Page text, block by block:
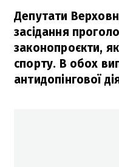
Депутати
засідання
законопроєкти,
спорту. В обох
антидопінгової